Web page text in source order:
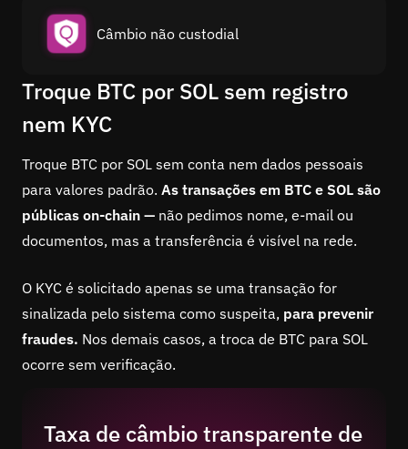
Câmbio não custodial
Troque BTC por SOL sem registro
nem KYC
Troque BTC por SOL sem conta nem dados pessoais
para valores padrão. As transações em BTC e SOL são
públicas on-chain — não pedimos nome, e-mail ou
documentos, mas a transferência é visível na rede.
O KYC é solicitado apenas se uma transação for
sinalizada pelo sistema como suspeita, para prevenir
fraudes. Nos demais casos, a troca de BTC para SOL
ocorre sem verificação.
Taxa de câmbio transparente de